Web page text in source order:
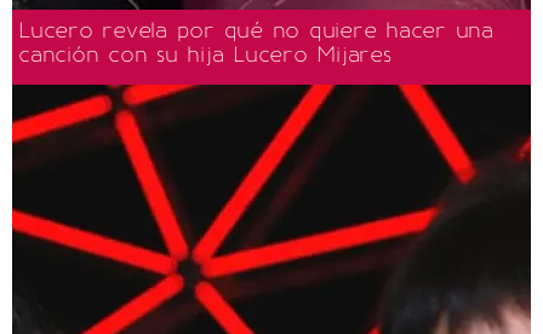
Lucero revela por qué no quiere hacer una
canción con su hija Lucero Mijares